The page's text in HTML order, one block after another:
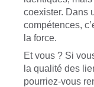
coexister. Dans
compétences,
la force.
Et vous ? Si
la qualité des
pourriez-vous